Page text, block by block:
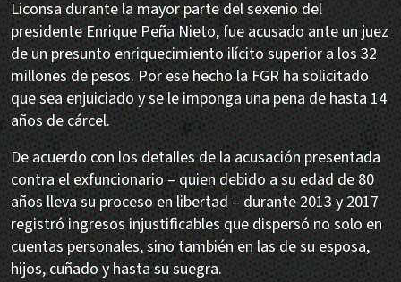
Liconsa durante la mayor parte del sexenio del
presidente Enrique Peña Nieto, fue acusado ante un juez
de un presunto enriquecimiento ilícito superior a los 32
millones de pesos. Por ese hecho la FGR ha solicitado
que sea enjuiciado y se le imponga una pena de hasta 14
años de cárcel.
De acuerdo con los detalles de la acusación presentada
contra el exfuncionario – quien debido a su edad de 80
años lleva su proceso en libertad – durante 2013 y 2017
registró ingresos injustificables que dispersó no solo en
cuentas personales, sino también en las de su esposa,
hijos, cuñado y hasta su suegra.